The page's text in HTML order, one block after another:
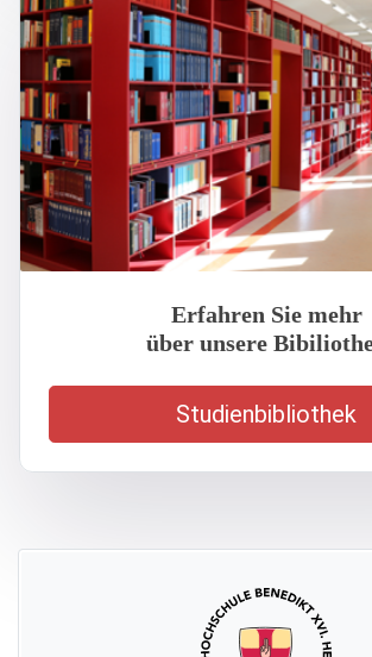
Erfahren Sie mehr
über unsere
Studienbibliothek